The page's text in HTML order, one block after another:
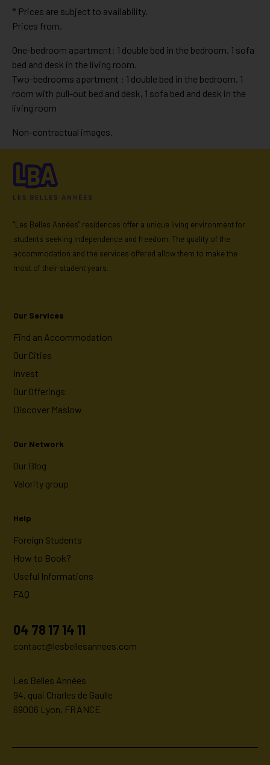
* Prices are subject to availability.
Prices from.
One-bedroom apartment: 1 double bed in the bedroom, 1 sofa
bed and desk in the living room.
Two-bedrooms apartment : 1 double bed in the bedroom, 1
room with pull-out bed and desk, 1 sofa bed and desk in the
living room
Non-contractual images.
"Les Belles Années" residences offer a unique living environment for
students seeking independence and freedom. The quality of the
accommodation and the services offered allow them to make the
most of their student years.
Our Services
Find an Accommodation
Our Cities
Invest
Our Offerings
Discover Maslow
Our Network
Our Blog
Valority group
Help
Foreign Students
How to Book?
Useful Informations
FAQ
04 78 17 14 11
contact@lesbellesannees.com
Les Belles Années
94, quai Charles de Gaulle
69006 Lyon, FRANCE